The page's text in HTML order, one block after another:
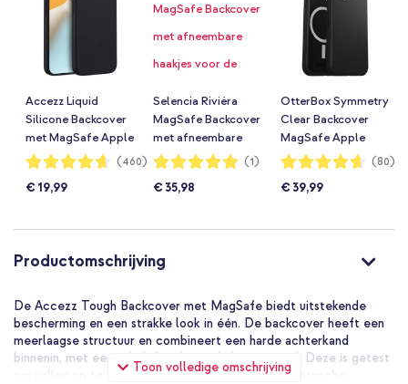
Accezz Liquid
Silicone Backcover
met MagSafe Apple
iPhone 17e / 16e -
Waardering:
93%
(460)
€ 19,99
Selencia Rivièra
MagSafe Backcover
met afneembare
haakjes voor de
16e - Velvet Black +
cm) - Gold
Waardering:
100%
(1)
€ 35,98
OtterBox Symmetry
Clear Backcover
MagSafe Apple
iPhone 17e / 16e / 15
Waardering:
93%
(80)
€ 39,99
Productomschrijving
Toon volledige omschrijving
De Accezz Tough Backcover met MagSafe biedt uitstekende
bescherming en een strakke look in één. De backcover heeft een
meerlaagse structuur en combineert een harde achterkand
binnenin, met een schokabsorberende bumperrand. Deze is getest
om vallen op te vangen tot 2,2 meter en de geometrische